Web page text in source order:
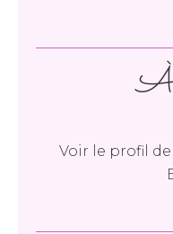
À
Voir le profil de